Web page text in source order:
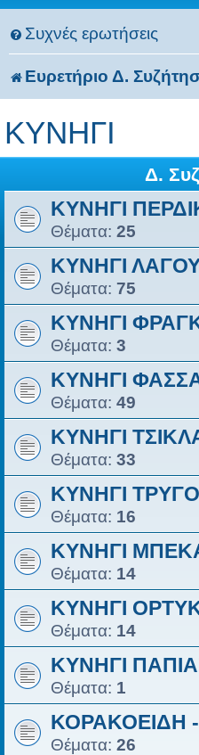
Συχνές ερωτήσεις
Ευρετήριο Δ.
ΚΥΝΗΓΙ
Δ.
ΚΥΝΗΓΙ
Θέματα: 25
ΚΥΝΗΓΙ
Θέματα: 75
ΚΥΝΗΓΙ
Θέματα: 3
ΚΥΝΗΓΙ
Θέματα: 49
ΚΥΝΗΓΙ
Θέματα: 33
ΚΥΝΗΓΙ
Θέματα: 16
ΚΥΝΗΓΙ
Θέματα: 14
ΚΥΝΗΓΙ
Θέματα: 14
ΚΥΝΗΓΙ
Θέματα: 1
ΚΟΡΑΚΟΕΙΔΗ
Θέματα: 26